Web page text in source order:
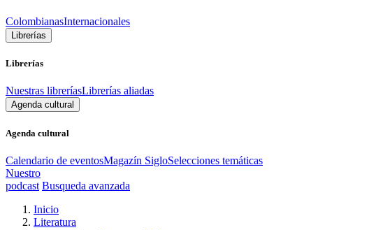
ColombianasInternacionales
Librerías
Librerías
Nuestras libreríasLibrerías aliadas
Agenda cultural
Agenda cultural
Calendario de eventosMagazín SigloSelecciones temáticas
Nuestro
podcast Busqueda avanzada
Inicio
Literatura